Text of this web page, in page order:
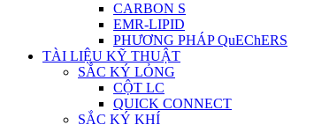
CARBON S
EMR-LIPID
PHƯƠNG PHÁP QuEChERS
TÀI LIỆU KỸ THUẬT
SẮC KÝ LỎNG
CỘT LC
QUICK CONNECT
SẮC KÝ KHÍ